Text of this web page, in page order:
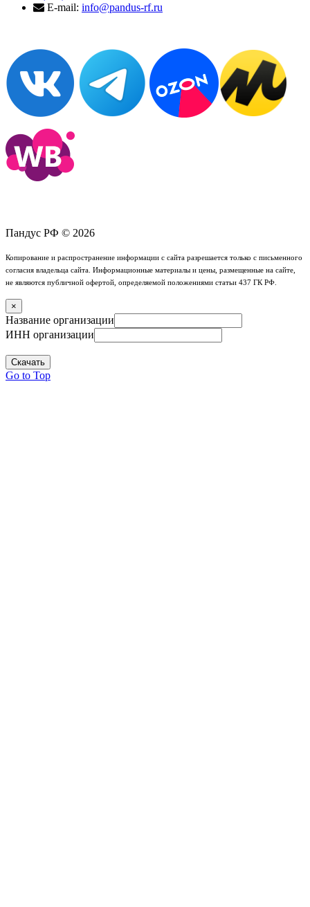
E-mail: info@pandus-rf.ru
Пандус РФ © 2026
Копирование и распространение информации с сайта разрешается только с письменного
согласия владельца сайта. Информационные материалы и цены, размещенные на сайте,
не являются публичной офертой, определяемой положениями статьи 437 ГК РФ.
×
Название организации
ИНН организации
Скачать
Go to Top